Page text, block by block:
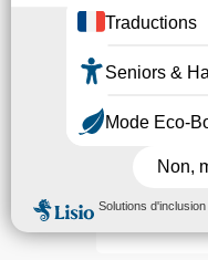
Moyens de
Visa